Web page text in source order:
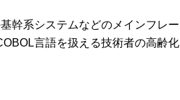
幹系システムなどのメインフレー
言語を扱える技術者の高齢化